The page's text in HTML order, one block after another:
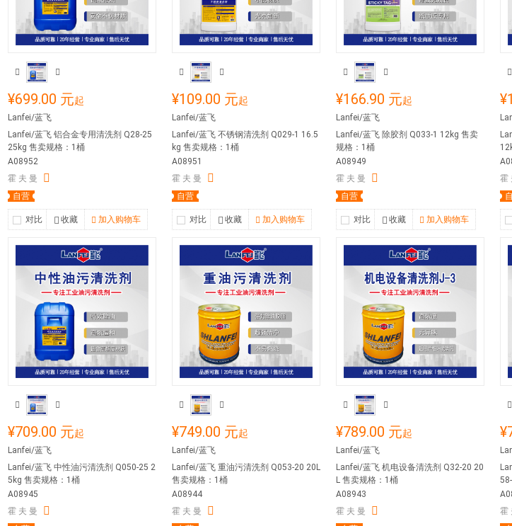
¥699.00 元起
Lanfei/蓝飞
Lanfei/蓝飞 铝合金专用清洗剂 Q28-25
25kg 售卖规格：1桶
A08952
霍 夫 曼
自营
对比 收藏 加入购物车
¥109.00 元起
Lanfei/蓝飞
Lanfei/蓝飞 不锈钢清洗剂 Q029-1 16.5
kg 售卖规格：1桶
A08951
霍 夫 曼
自营
对比 收藏 加入购物车
¥166.90 元起
Lanfei/蓝飞
Lanfei/蓝飞 除胶剂 Q033-1 12kg 售卖
规格：1桶
A08949
霍 夫 曼
自营
对比 收藏 加入购物车
霍
¥709.00 元起
Lanfei/蓝飞
Lanfei/蓝飞 中性油污清洗剂 Q050-25 2
5kg 售卖规格：1桶
A08945
霍 夫 曼
¥749.00 元起
Lanfei/蓝飞
Lanfei/蓝飞 重油污清洗剂 Q053-20 20L
售卖规格：1桶
A08944
霍 夫 曼
¥789.00 元起
Lanfei/蓝飞
Lanfei/蓝飞 机电设备清洗剂 Q32-20 20
L 售卖规格：1桶
A08943
霍 夫 曼
霍